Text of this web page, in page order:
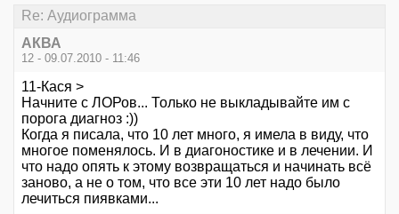
Re: Аудиограмма
АКВА
12 - 09.07.2010 - 11:46
11-Кася >
Начните с ЛОРов... Только не выкладывайте им с
порога диагноз :))
Когда я писала, что 10 лет много, я имела в виду, что
многое поменялось. И в диагоностике и в лечении. И
что надо опять к этому возвращаться и начинать всё
заново, а не о том, что все эти 10 лет надо было
лечиться пиявками...